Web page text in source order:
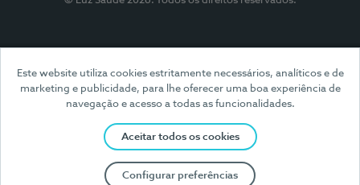
Este website utiliza cookies estritamente necessários, analíticos e de
marketing e publicidade, para lhe oferecer uma boa experiência de
navegação e acesso a todas as funcionalidades.
Aceitar todos os cookies
Configurar preferências